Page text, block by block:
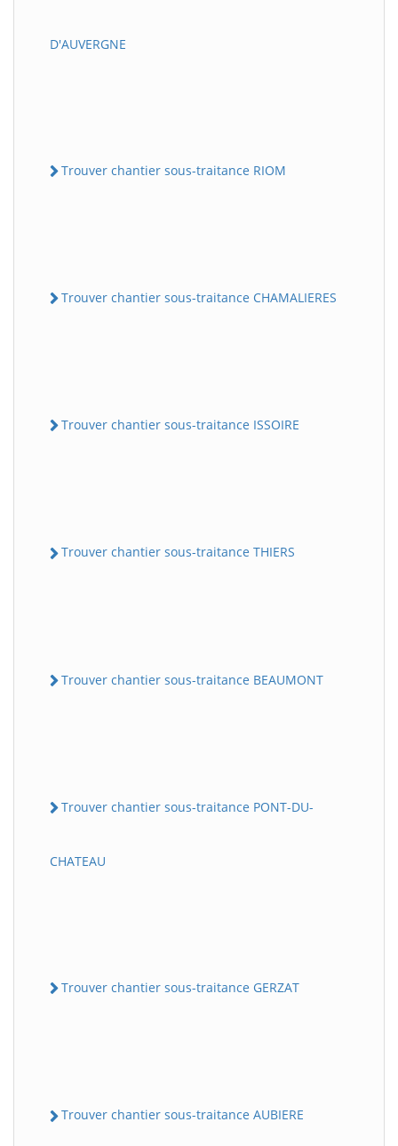
D'AUVERGNE
Trouver chantier sous-traitance RIOM
Trouver chantier sous-traitance CHAMALIERES
Trouver chantier sous-traitance ISSOIRE
Trouver chantier sous-traitance THIERS
Trouver chantier sous-traitance BEAUMONT
Trouver chantier sous-traitance PONT-DU-
CHATEAU
Trouver chantier sous-traitance GERZAT
Trouver chantier sous-traitance AUBIERE